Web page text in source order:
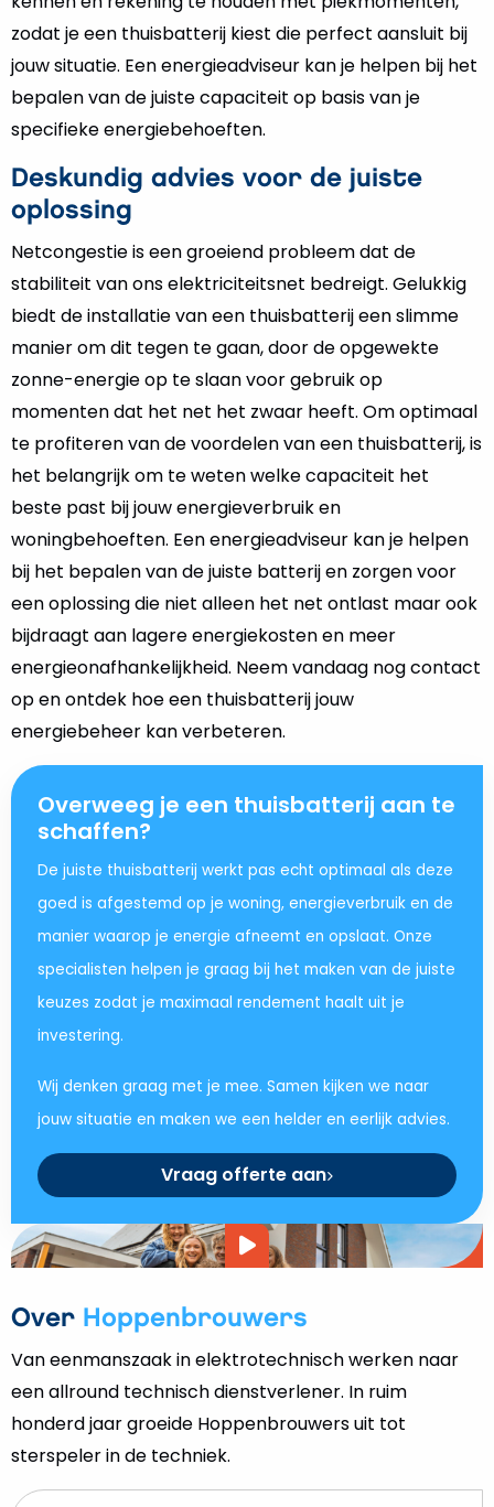
zodat je een thuisbatterij kiest die perfect aansluit bij
jouw situatie. Een energieadviseur kan je helpen bij het
bepalen van de juiste capaciteit op basis van je
specifieke energiebehoeften.
Deskundig advies voor de juiste
oplossing
Netcongestie is een groeiend probleem dat de
stabiliteit van ons elektriciteitsnet bedreigt. Gelukkig
biedt de installatie van een thuisbatterij een slimme
manier om dit tegen te gaan, door de opgewekte
zonne-energie op te slaan voor gebruik op
momenten dat het net het zwaar heeft. Om optimaal
te profiteren van de voordelen van een thuisbatterij, is
het belangrijk om te weten welke capaciteit het
beste past bij jouw energieverbruik en
woningbehoeften. Een energieadviseur kan je helpen
bij het bepalen van de juiste batterij en zorgen voor
een oplossing die niet alleen het net ontlast maar ook
bijdraagt aan lagere energiekosten en meer
energieonafhankelijkheid. Neem vandaag nog contact
op en ontdek hoe een thuisbatterij jouw
energiebeheer kan verbeteren.
Overweeg je een thuisbatterij aan te
schaffen?
De juiste thuisbatterij werkt pas echt optimaal als deze
goed is afgestemd op je woning, energieverbruik en de
manier waarop je energie afneemt en opslaat. Onze
specialisten helpen je graag bij het maken van de juiste
keuzes zodat je maximaal rendement haalt uit je
investering.
Wij denken graag met je mee. Samen kijken we naar
jouw situatie en maken we een helder en eerlijk advies.
Vraag offerte aan
Over Hoppenbrouwers
Van eenmanszaak in elektrotechnisch werken naar
een allround technisch dienstverlener. In ruim
honderd jaar groeide Hoppenbrouwers uit tot
sterspeler in de techniek.
Video